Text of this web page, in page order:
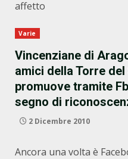
affetto
Varie
Vincenziane di
amici della Torre del
promuove tramite
segno di
2 Dicembre 2010
Ancora una volta è